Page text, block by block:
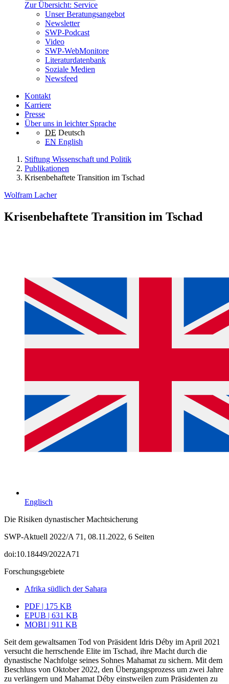
Zur Übersicht: Service
Unser Beratungsangebot
Newsletter
SWP-Podcast
Video
SWP-WebMonitore
Literaturdatenbank
Soziale Medien
Newsfeed
Kontakt
Karriere
Presse
Über uns in leichter Sprache
DE Deutsch
EN English
Stiftung Wissenschaft und Politik
Publikationen
Krisenbehaftete Transition im Tschad
Wolfram Lacher
Krisenbehaftete Transition im Tschad
Englisch
Die Risiken dynastischer Machtsicherung
SWP-Aktuell 2022/A 71, 08.11.2022, 6 Seiten
doi:10.18449/2022A71
Forschungsgebiete
Afrika südlich der Sahara
PDF | 175 KB
EPUB | 631 KB
MOBI | 911 KB
Seit dem gewaltsamen Tod von Präsident Idris Déby im April 2021
versucht die herr­schende Elite im Tschad, ihre Macht durch die
dynastische Nachfolge seines Sohnes Mahamat zu sichern. Mit dem
Beschluss von Oktober 2022, den Übergangsprozess um zwei Jahre
zu verlängern und Mahamat Déby einstweilen zum Präsidenten zu